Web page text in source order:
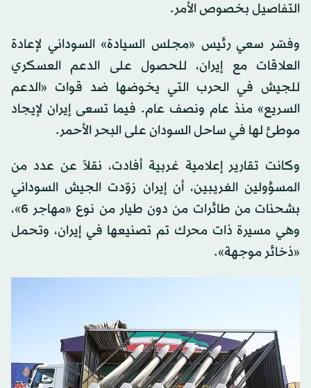
التفاصيل بخصوص الأمر.
وفسّر سعي رئيس «مجلس السيادة» السوداني لإعادة
العلاقات مع إيران، للحصول على الدعم العسكري
للجيش في الحرب التي يخوضها ضد قوات «الدعم
السريع» منذ عام ونصف عام. فيما تسعى إيران لإيجاد
موطئ لها في ساحل السودان على البحر الأحمر.
وكانت تقارير إعلامية غربية أفادت، نقلاً عن عدد من
المسؤولين الغريبين، أن إيران زوّدت الجيش السوداني
بشحنات من طائرات من دون طيار من نوع «مهاجر 6»،
وهي مسيرة ذات محرك تم تصنيعها في إيران، وتحمل
«ذخائر موجهة».